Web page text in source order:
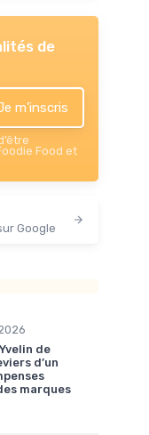
de
m'inscris
Food et
Google
de
d’un
marques